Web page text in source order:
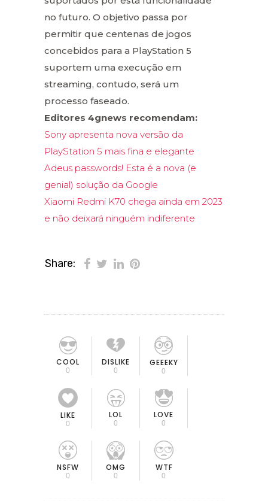
no futuro. O objetivo passa por
permitir que centenas de jogos
concebidos para a PlayStation 5
suportem uma execução em
streaming, contudo, será um
processo faseado.
Editores 4gnews recomendam:
Sony apresenta nova versão da
PlayStation 5 mais fina e elegante
Adeus passwords! Esta é a nova (e
genial) solução da Google
Xiaomi Redmi K70 chega ainda em 2023
e não deixará ninguém indiferente
Share:
COOL
0
DISLIKE
0
GEEEKY
0
LIKE
0
LOL
0
LOVE
0
NSFW
0
OMG
0
WTF
0